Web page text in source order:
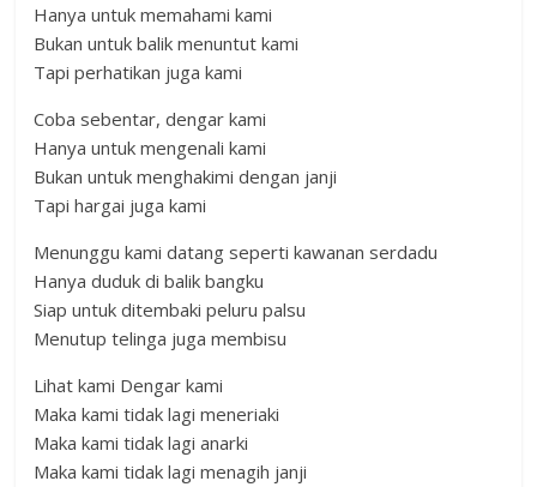
Hanya untuk memahami kami
Bukan untuk balik menuntut kami
Tapi perhatikan juga kami
Coba sebentar, dengar kami
Hanya untuk mengenali kami
Bukan untuk menghakimi dengan janji
Tapi hargai juga kami
Menunggu kami datang seperti kawanan serdadu
Hanya duduk di balik bangku
Siap untuk ditembaki peluru palsu
Menutup telinga juga membisu
Lihat kami Dengar kami
Maka kami tidak lagi meneriaki
Maka kami tidak lagi anarki
Maka kami tidak lagi menagih janji